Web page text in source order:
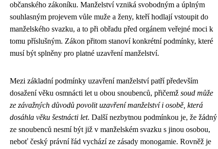
občanského zákoníku. Manželství vzniká svobodným a úplným
souhlasným projevem vůle muže a ženy, kteří hodlají vstoupit do
manželského svazku, a to při obřadu před orgánem veřejné moci k
tomu příslušným. Zákon přitom stanoví konkrétní podmínky, které
musí být splněny pro platné uzavření manželství.
Mezi základní podmínky uzavření manželství patří především
dosažení věku osmnácti let u obou snoubenců, přičemž soud může
ze závažných důvodů povolit uzavření manželství i osobě, která
dosáhla věku šestnácti let. Další nezbytnou podmínkou je, že žádný
ze snoubenců nesmí být již v manželském svazku s jinou osobou,
neboť český právní řád vychází ze zásady monogamie. Rovněž je